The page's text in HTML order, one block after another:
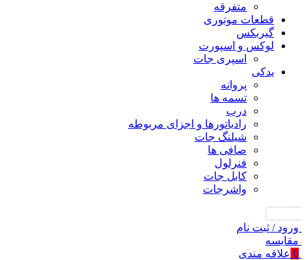
متفرقه
قطعات موتوری
گیربکس
لوکس و اسپورت
اسپری جات
یدکی
پروانه
تسمه ها
درب
رادیاتورها و اجزای مربوطه
شیلنگ جات
صافی ها
فنرلول
کابل جات
واشرجات
ورود / ثبت نام
مقايسه
0 علاقه مندی